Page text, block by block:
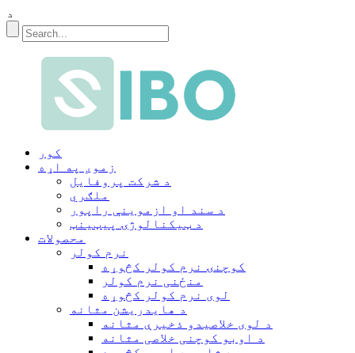
د
کور
زموږ په اړه
د شرکت پروفایل
ملګري
د سند او ازموینې راپور
د ټیکنالوژۍ پیټینټ
محصولات
نرم کولر
کوچنۍ نرم کولر کڅوړه
منځنی نرم کولر
لوی نرم کولر کڅوړه
د هایدریشن مثانه
د لوی خلاصیدو ذخیرې مثانه
د اوبو کوچنی خلاصی مثانه